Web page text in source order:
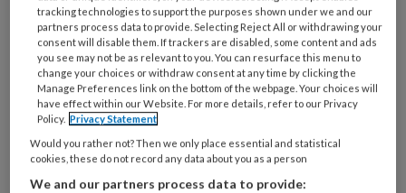
gezonde voeding, groepsmanagement en
ouderbetrokkenheid.
Redactioneel Kleine
ondernemer in
zwaar weer
tracking technologies to support the purposes shown under we and our
partners process data to provide. Selecting Reject All or withdrawing your
consent will disable them. If trackers are disabled, some content and ads
you see may not be as relevant to you. You can resurface this menu to
change your choices or withdraw consent at any time by clicking the
Manage Preferences link on the bottom of the webpage. Your choices will
have effect within our Website. For more details, refer to our Privacy
Policy. Privacy Statement
Would you rather not? Then we only place essential and statistical
cookies, these do not record any data about you as a person
We and our partners process data to provide: